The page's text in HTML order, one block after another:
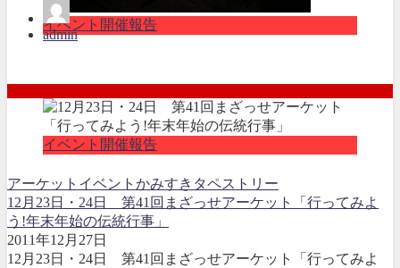
イベント開催報告
admin
イベント開催報告
アーケット イベント かみすき タペストリー
12月23日・24日 第41回まざっせアーケット「行ってみよ
う!年末年始の伝統行事」
2011年12月27日
12月23日・24日 第41回まざっせアーケット「行ってみよ